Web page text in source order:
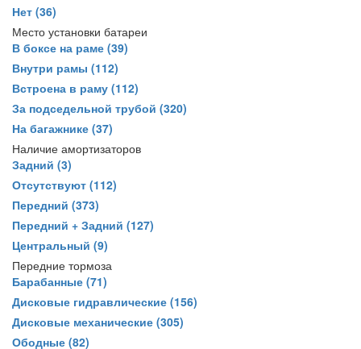
Нет (36)
Место установки батареи
В боксе на раме (39)
Внутри рамы (112)
Встроена в раму (112)
За подседельной трубой (320)
На багажнике (37)
Наличие амортизаторов
Задний (3)
Отсутствуют (112)
Передний (373)
Передний + Задний (127)
Центральный (9)
Передние тормоза
Барабанные (71)
Дисковые гидравлические (156)
Дисковые механические (305)
Ободные (82)